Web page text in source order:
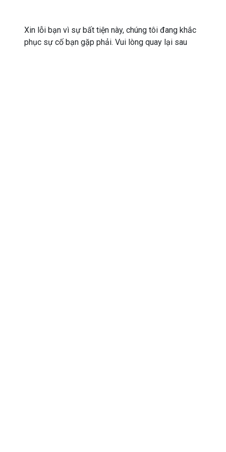
Xin lỗi bạn vì sự bất tiện này, chúng tôi đang khắc
phục sự cố bạn gặp phải. Vui lòng quay lại sau